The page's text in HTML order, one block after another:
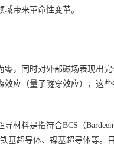
带来革命性变革。
，同时对外部磁场表现出
应（量子隧穿效应），这
料是指符合BCS（
超导体、镍基超导体等